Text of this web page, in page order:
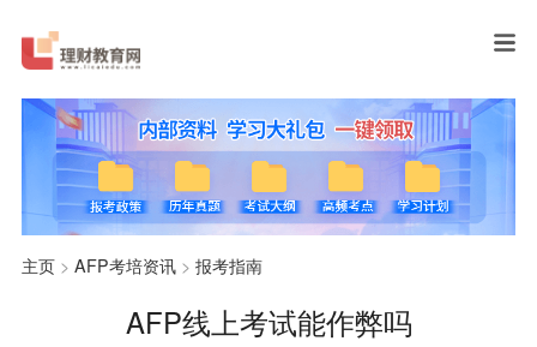
主页> AFP考培资讯> 报考指南
AFP线上考试能作弊吗